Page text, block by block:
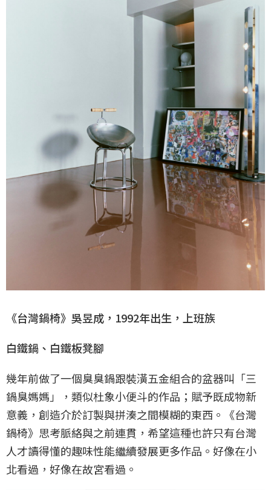
《台灣鍋椅》吳昱成，1992年出生，上班族
白鐵鍋、白鐵板凳腳
幾年前做了一個臭臭鍋跟裝潢五金組合的盆器叫「三
鍋臭媽媽」，類似杜象小便斗的作品；賦予既成物新
意義，創造介於訂製與拼湊之間模糊的東西。《台灣
鍋椅》思考脈絡與之前連貫，希望這種也許只有台灣
人才讀得懂的趣味性能繼續發展更多作品。好像在小
北看過，好像在故宮看過。